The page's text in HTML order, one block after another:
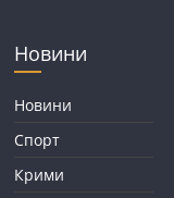
Новини
Новини
Спорт
Крими